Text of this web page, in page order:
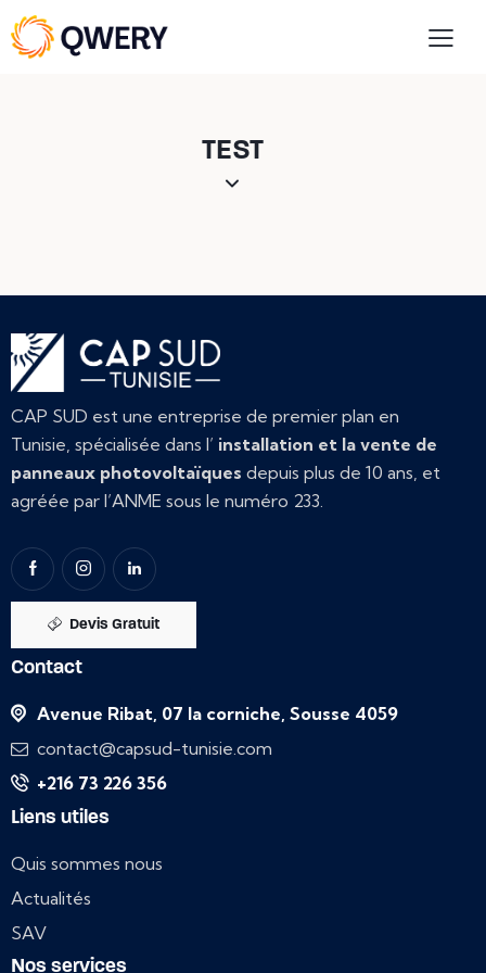
TEST
CAP SUD est une entreprise de premier plan en
Tunisie, spécialisée dans l’ installation et la vente de
panneaux photovoltaïques depuis plus de 10 ans, et
agréée par l’ANME sous le numéro 233.
Devis Gratuit
Contact
Avenue Ribat, 07 la corniche, Sousse 4059
contact@capsud-tunisie.com
+216 73 226 356
Liens utiles
Quis sommes nous
Actualités
SAV
Nos services